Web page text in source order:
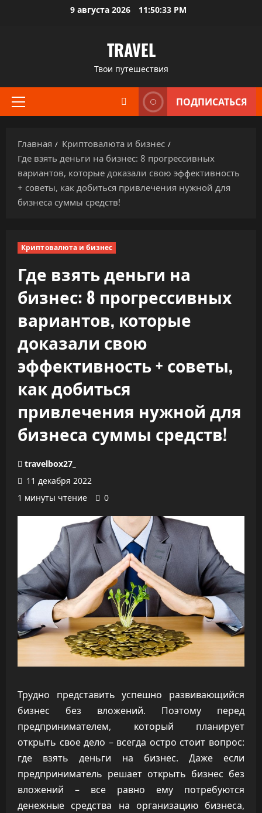
9 августа 2026 11:50:34 PM
TRAVEL
Твои путешествия
Основное
ПОДПИСАТЬСЯ
Главная
Криптовалюта и бизнес
Где взять деньги на бизнес: 8 прогрессивных
вариантов, которые доказали свою эффективность
+ советы, как добиться привлечения нужной для
бизнеса суммы средств!
Криптовалюта и бизнес
Где взять деньги на
бизнес: 8 прогрессивных
вариантов, которые
доказали свою
эффективность + советы,
как добиться
привлечения нужной для
бизнеса суммы средств!
travelbox27_
11 декабря 2022
1 минуты чтение
0
Трудно представить успешно развивающийся
бизнес без вложений. Поэтому перед
предпринимателем, который планирует
открыть свое дело – всегда остро стоит вопрос:
где взять деньги на бизнес. Даже если
предприниматель решает открыть бизнес без
вложений – все равно ему потребуются
денежные средства на организацию бизнеса,